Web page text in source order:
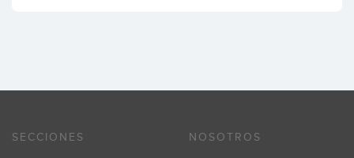
SECCIONES NOSOTROS